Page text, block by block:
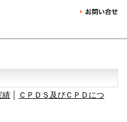
績
ＣＰＤＳ及びＣＰＤにつ